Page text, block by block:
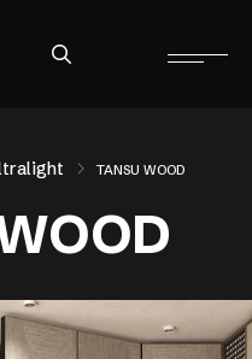
TANSU WOOD